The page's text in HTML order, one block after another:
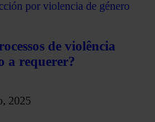
de violência
a requerer?
2025